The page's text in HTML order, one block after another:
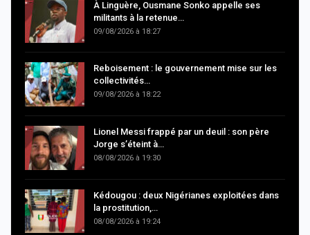
À Linguère, Ousmane Sonko appelle ses
militants à la retenue…
09/08/2026 à 18:27
Reboisement : le gouvernement mise sur les
collectivités…
09/08/2026 à 18:22
Lionel Messi frappé par un deuil : son père
Jorge s’éteint à…
08/08/2026 à 19:30
Kédougou : deux Nigérianes exploitées dans
la prostitution,…
08/08/2026 à 19:24